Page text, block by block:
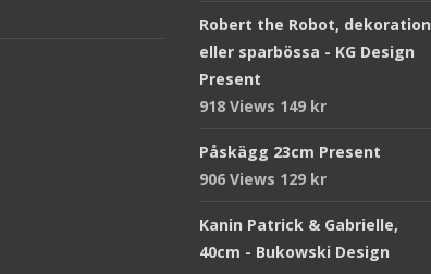
Robert the Robot, dekoration
eller sparbössa - KG Design
Present
918 Views 149 kr
Påskägg 23cm Present
906 Views 129 kr
Kanin Patrick & Gabrielle,
40cm - Bukowski Design